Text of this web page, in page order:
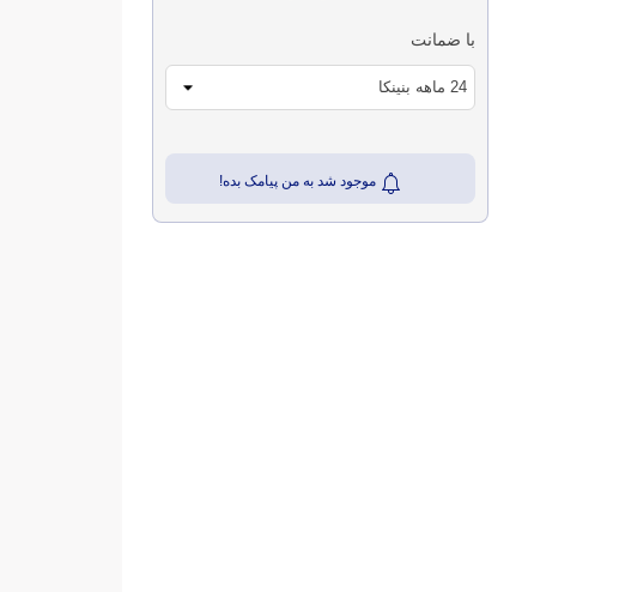
با ضمانت
موجود شد به من پیامک بده!